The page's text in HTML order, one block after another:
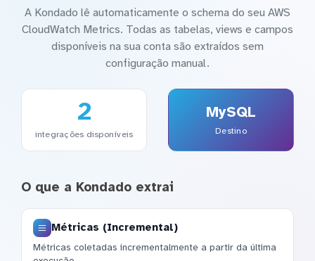
A Kondado lê automaticamente o schema do seu AWS
CloudWatch Metrics. Todas as tabelas, views e campos
disponíveis na sua conta são extraídos sem
configuração manual.
2
integrações disponíveis
MySQL
Destino
O que a Kondado extrai
Métricas (Incremental)
Métricas coletadas incrementalmente a partir da última